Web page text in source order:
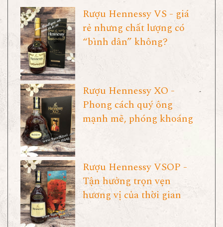
Rượu Hennessy VS - giá
rẻ nhưng chất lượng có
“bình dân” không?
Rượu Hennessy XO -
Phong cách quý ông
mạnh mẽ, phóng khoáng
Rượu Hennessy VSOP -
Tận hưởng trọn vẹn
hương vị của thời gian